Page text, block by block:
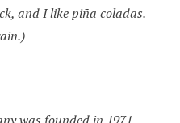
and I like piña coladas.
was founded in 1971,